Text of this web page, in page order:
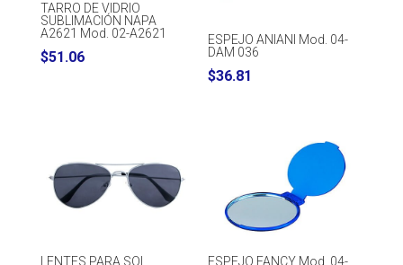
TARRO DE VIDRIO
SUBLIMACIÓN NAPA
A2621 Mod. 02-A2621
$51.06
ESPEJO ANIANI Mod. 04-
DAM 036
$36.81
LENTES PARA SOL ESPEJO FANCY Mod. 04-